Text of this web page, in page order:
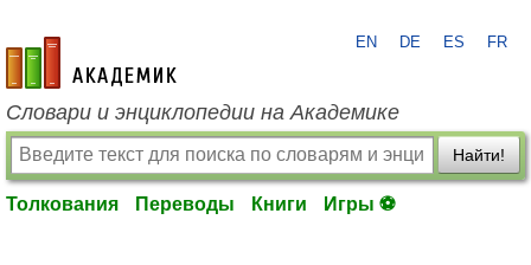
academic.ru
EN DE ES FR
Словари и энциклопедии на Академике
Найти!
Толкования Переводы Книги Игры ⚽